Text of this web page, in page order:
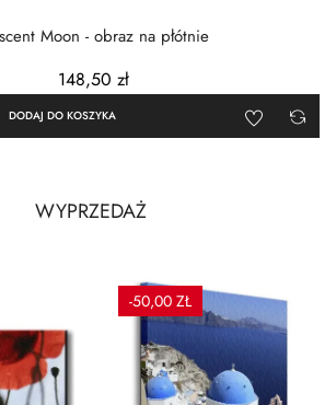
Moon - obraz na płótnie
148,50 zł
DODAJ DO KOSZYKA
WYPRZEDAŻ
-50,00 ZŁ